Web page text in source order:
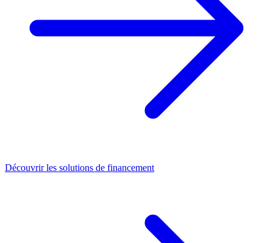
Découvrir les solutions de financement